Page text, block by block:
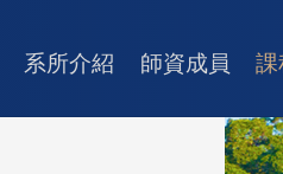
系所介紹 師資成員